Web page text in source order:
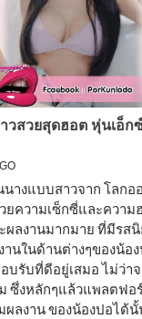
วสวยสุดฮอต หุ่นเอ็ก
นนางแบบสาวจาก โลก
ความเซ็กซี่และความ
ผลงานมากมาย ที่มีรส
นในด้านต่างๆของน้อ
บรับที่ดีอยู่เสมอ ไม่ว่า
ซึ่งหลักๆแล้วแพลตฟอ
ลงาน ของน้องปอได้นั้